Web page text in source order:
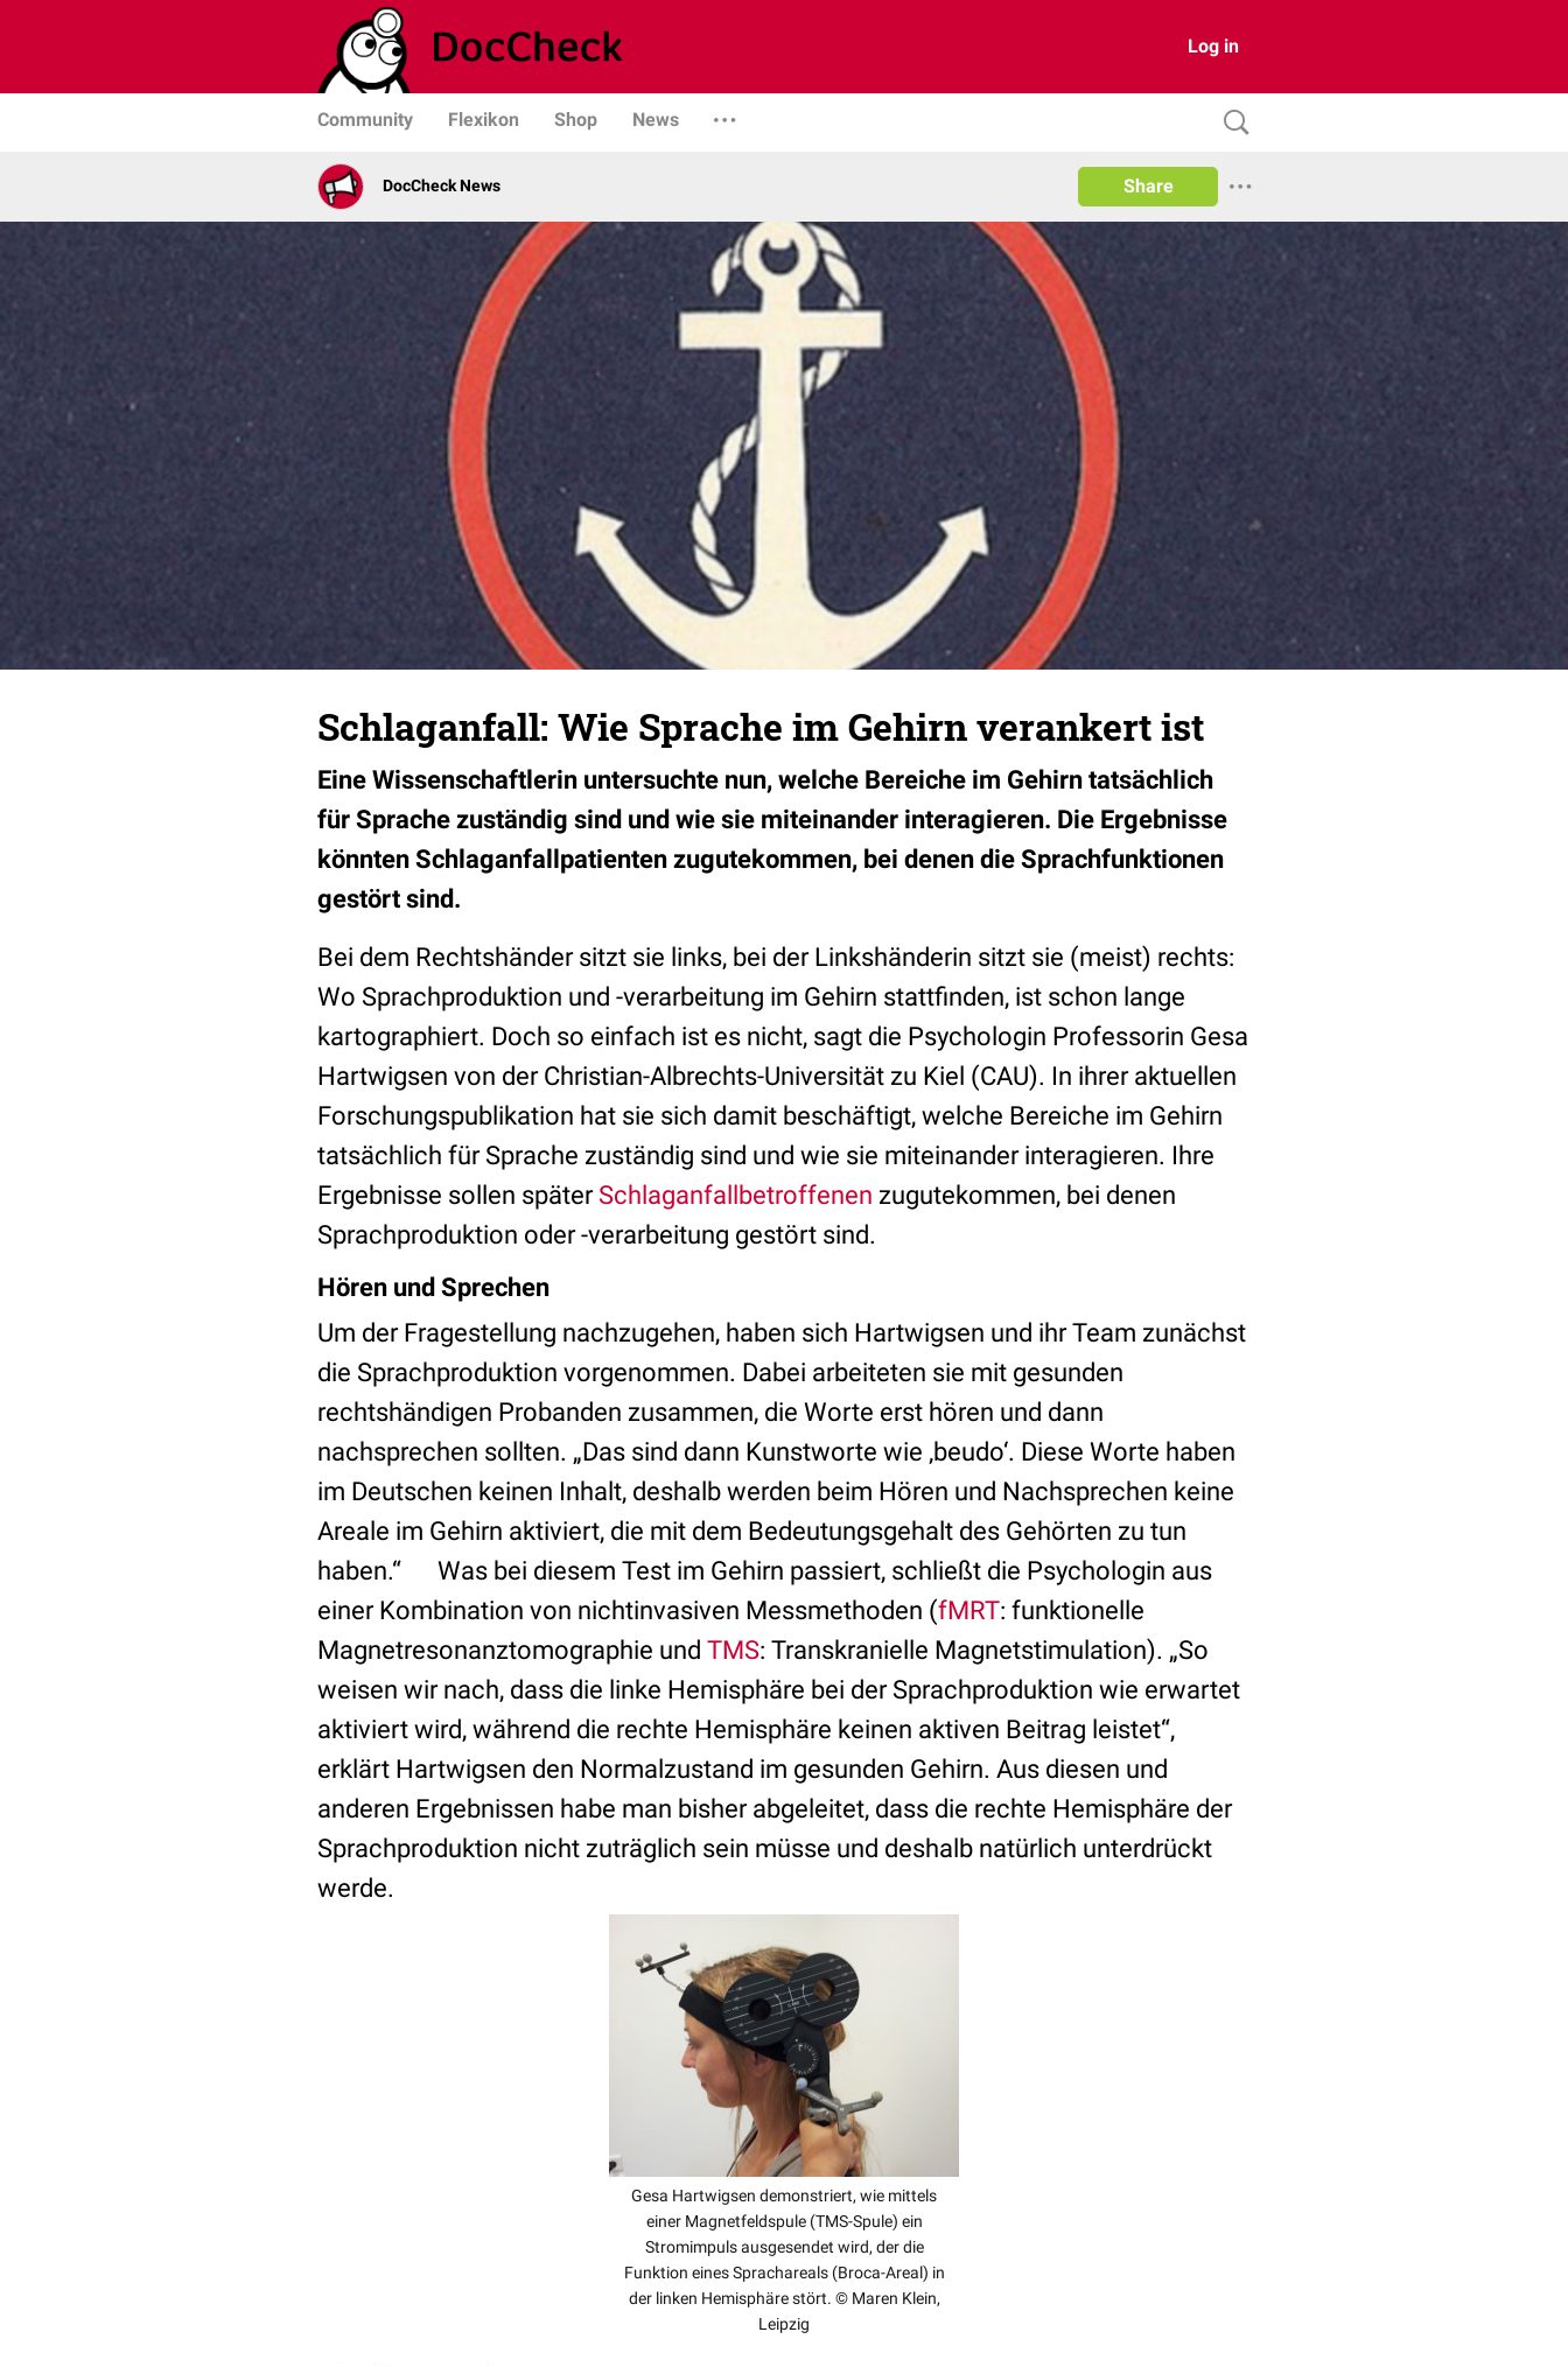
Log in
Community Flexikon Shop News
DocCheck News Share
Schlaganfall: Wie Sprache im Gehirn verankert ist
Eine Wissenschaftlerin untersuchte nun, welche Bereiche im Gehirn tatsächlich
für Sprache zuständig sind und wie sie miteinander interagieren. Die Ergebnisse
könnten Schlaganfallpatienten zugutekommen, bei denen die Sprachfunktionen
gestört sind.
Bei dem Rechtshänder sitzt sie links, bei der Linkshänderin sitzt sie (meist) rechts:
Wo Sprachproduktion und -verarbeitung im Gehirn stattfinden, ist schon lange
kartographiert. Doch so einfach ist es nicht, sagt die Psychologin Professorin Gesa
Hartwigsen von der Christian-Albrechts-Universität zu Kiel (CAU). In ihrer aktuellen
Forschungspublikation hat sie sich damit beschäftigt, welche Bereiche im Gehirn
tatsächlich für Sprache zuständig sind und wie sie miteinander interagieren. Ihre
Ergebnisse sollen später Schlaganfallbetroffenen zugutekommen, bei denen
Sprachproduktion oder -verarbeitung gestört sind.
Hören und Sprechen
Um der Fragestellung nachzugehen, haben sich Hartwigsen und ihr Team zunächst
die Sprachproduktion vorgenommen. Dabei arbeiteten sie mit gesunden
rechtshändigen Probanden zusammen, die Worte erst hören und dann
nachsprechen sollten. „Das sind dann Kunstworte wie ‚beudo‘. Diese Worte haben
im Deutschen keinen Inhalt, deshalb werden beim Hören und Nachsprechen keine
Areale im Gehirn aktiviert, die mit dem Bedeutungsgehalt des Gehörten zu tun
haben.“ Was bei diesem Test im Gehirn passiert, schließt die Psychologin aus
einer Kombination von nichtinvasiven Messmethoden (fMRT: funktionelle
Magnetresonanztomographie und TMS: Transkranielle Magnetstimulation). „So
weisen wir nach, dass die linke Hemisphäre bei der Sprachproduktion wie erwartet
aktiviert wird, während die rechte Hemisphäre keinen aktiven Beitrag leistet“,
erklärt Hartwigsen den Normalzustand im gesunden Gehirn. Aus diesen und
anderen Ergebnissen habe man bisher abgeleitet, dass die rechte Hemisphäre der
Sprachproduktion nicht zuträglich sein müsse und deshalb natürlich unterdrückt
werde.
Gesa Hartwigsen demonstriert, wie mittels
einer Magnetfeldspule (TMS-Spule) ein
Stromimpuls ausgesendet wird, der die
Funktion eines Sprachareals (Broca-Areal) in
der linken Hemisphäre stört. © Maren Klein,
Leipzig